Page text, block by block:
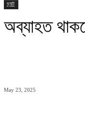
ভ্যাট
অব্যাহত
May 23, 2025